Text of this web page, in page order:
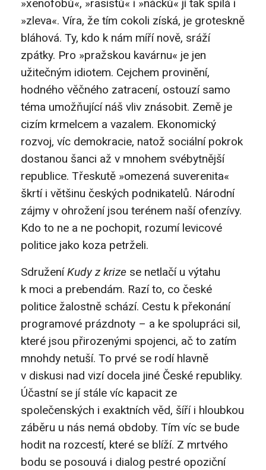
»xenofobů«, »rasistů« i »nácků« jí tak spílá i
»zleva«. Víra, že tím cokoli získá, je groteskně
bláhová. Ty, kdo k nám míří nově, sráží
zpátky. Pro »pražskou kavárnu« je jen
užitečným idiotem. Cejchem provinění,
hodného věčného zatracení, ostouzí samo
téma umožňující náš vliv znásobit. Země je
cizím krmelcem a vazalem. Ekonomický
rozvoj, víc demokracie, natož sociální pokrok
dostanou šanci až v mnohem svébytnější
republice. Třeskutě »omezená suverenita«
škrtí i většinu českých podnikatelů. Národní
zájmy v ohrožení jsou terénem naší ofenzívy.
Kdo to ne a ne pochopit, rozumí levicové
politice jako koza petrželi.
SdruženíKudy z krize se netlačí u výtahu
k moci a prebendám. Razí to, co české
politice žalostně schází. Cestu k překonání
programové prázdnoty – a ke spolupráci sil,
které jsou přirozenými spojenci, ač to zatím
mnohdy netuší. To prvé se rodí hlavně
v diskusi nad vizí docela jiné České republiky.
Účastní se jí stále víc kapacit ze
společenských i exaktních věd, šíří i hloubkou
záběru u nás nemá obdoby. Tím víc se bude
hodit na rozcestí, které se blíží. Z mrtvého
bodu se posouvá i dialog pestré opoziční